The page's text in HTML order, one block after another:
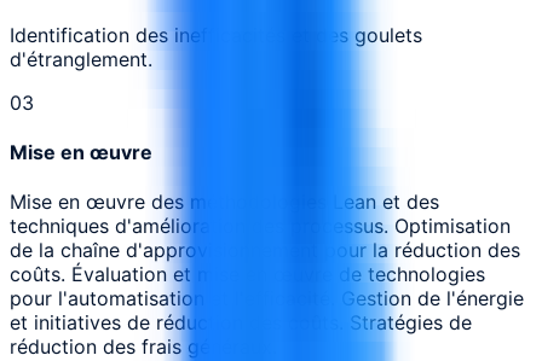
Identification des inefficacités et des goulets
d'étranglement.
03
Mise en œuvre
Mise en œuvre des méthodologies Lean et des
techniques d'amélioration des processus. Optimisation
de la chaîne d'approvisionnement pour la réduction des
coûts. Évaluation et mise en œuvre de technologies
pour l'automatisation et l'efficacité. Gestion de l'énergie
et initiatives de réduction des coûts. Stratégies de
réduction des frais généraux.